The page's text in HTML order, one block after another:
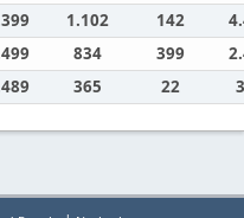
1.102 142
834 399
365 22